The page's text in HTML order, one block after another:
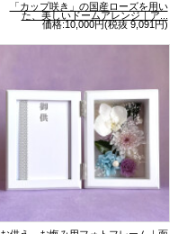
「カップ咲き」の国産ローズを用い
た、美しいドームアレンジ｜ア...
価格:10,000円(税抜 9,091円)